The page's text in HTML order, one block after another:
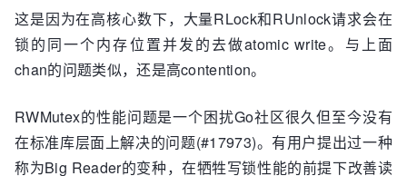
这是因为在高核心数下，大量RLock和RUnlock请求会在
锁的同一个内存位置并发的去做atomic write。与上面
chan的问题类似，还是高contention。
RWMutex的性能问题是一个困扰Go社区很久但至今没有
在标准库层面上解决的问题(#17973)。有用户提出过一种
称为Big Reader的变种，在牺牲写锁性能的前提下改善读